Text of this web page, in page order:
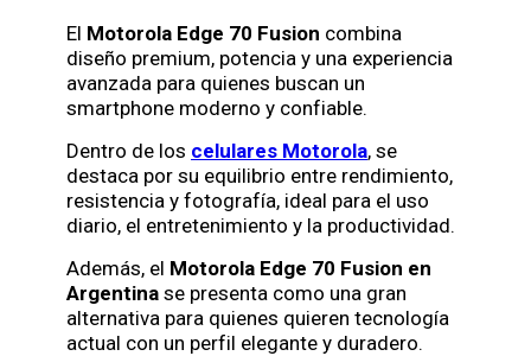
El Motorola Edge 70 Fusion combina
diseño premium, potencia y una experiencia
avanzada para quienes buscan un
smartphone moderno y confiable.
Dentro de los celulares Motorola, se
destaca por su equilibrio entre rendimiento,
resistencia y fotografía, ideal para el uso
diario, el entretenimiento y la productividad.
Además, el Motorola Edge 70 Fusion en
Argentina se presenta como una gran
alternativa para quienes quieren tecnología
actual con un perfil elegante y duradero.